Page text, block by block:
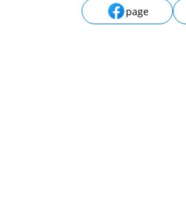
page